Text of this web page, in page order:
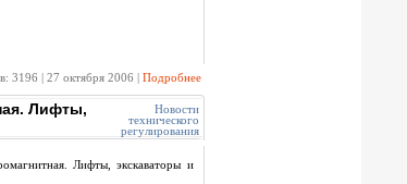
3196 | 27 октября 2006 | Подробнее
Лифты,
Новости
технического
регулирования
Лифты, экскаваторы и